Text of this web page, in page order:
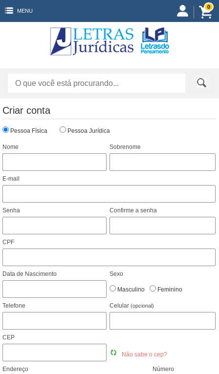
MENU
0
Criar conta
Pessoa Física Pessoa Jurídica
Nome Sobrenome
E-mail
Senha Confirme a senha
CPF
Data de Nascimento Sexo
Masculino Feminino
Telefone Celular (opcional)
CEP
Não sabe o cep?
Endereço Número